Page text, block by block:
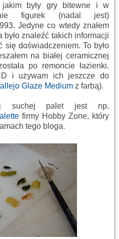
były gry bitewne i w
figurek (nadal jest)
Jedyne co wtedy znałem
znaleźć takich informacji
doświadczeniem. To było
na białej ceramicznej
po remoncie łazienki.
i używam ich jeszcze do
Glaze Medium z farbą).
suchej palet jest np.
firmy Hobby Zone, który
tego bloga.